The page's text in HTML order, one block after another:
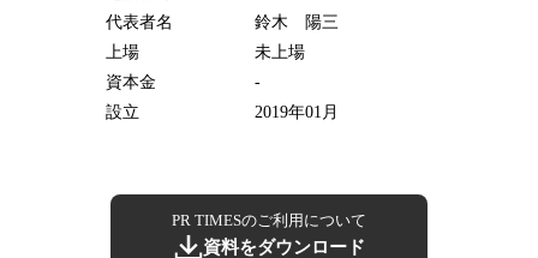
代表者名
鈴木 陽三
上場
未上場
資本金
-
設立
2019年01月
PR TIMESのご利用について
資料をダウンロード